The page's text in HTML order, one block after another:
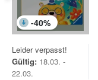
-40%
Leider verpasst!
Gültig: 18.03. -
22.03.